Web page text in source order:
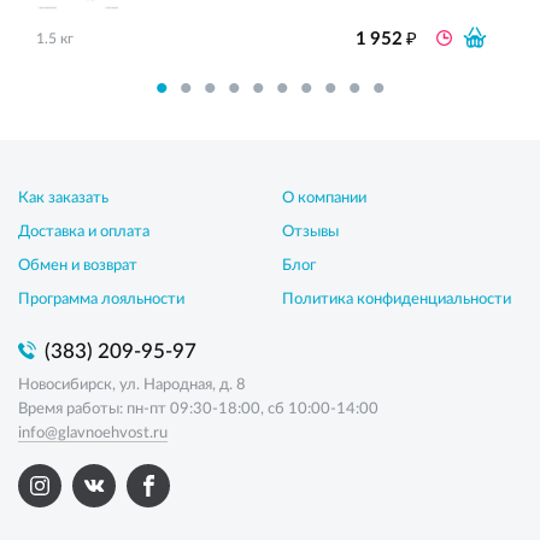
1.5 кг 1 952₽
Как заказать
Доставка и оплата
Обмен и возврат
Программа лояльности
О компании
Отзывы
Блог
Политика конфиденциальности
(383) 209-95-97
Новосибирск, ул. Народная, д. 8
Время работы: пн-пт 09:30-18:00, сб 10:00-14:00
info@glavnoehvost.ru